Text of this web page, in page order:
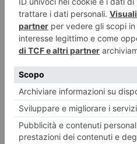
17 MARZO 2026
Mercati di Guerra